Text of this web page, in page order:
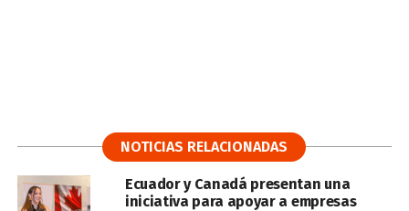
NOTICIAS RELACIONADAS
Ecuador y Canadá presentan una
iniciativa para apoyar a empresas